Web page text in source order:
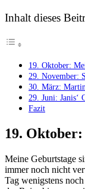
Inhalt dieses
19. Oktober:
29. November:
30. März:
29. Juni: Janis‘
Fazit
19.
Meine Geburtstage
immer noch nicht
Tag wenigstens